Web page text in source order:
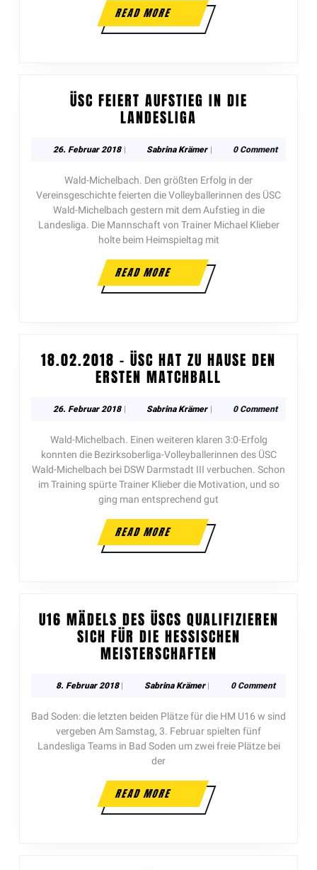
READ MORE
ÜSC FEIERT AUFSTIEG IN DIE
LANDESLIGA
26. Februar 2018 | Sabrina Krämer | 0 Comment
Wald-Michelbach. Den größten Erfolg in der
Vereinsgeschichte feierten die Volleyballerinnen des ÜSC
Wald-Michelbach gestern mit dem Aufstieg in die
Landesliga. Die Mannschaft von Trainer Michael Klieber
holte beim Heimspieltag mit
READ MORE
18.02.2018 – ÜSC HAT ZU HAUSE DEN
ERSTEN MATCHBALL
26. Februar 2018 | Sabrina Krämer | 0 Comment
Wald-Michelbach. Einen weiteren klaren 3:0-Erfolg
konnten die Bezirksoberliga-Volleyballerinnen des ÜSC
Wald-Michelbach bei DSW Darmstadt III verbuchen. Schon
im Training spürte Trainer Klieber die Motivation, und so
ging man entsprechend gut
READ MORE
U16 MÄDELS DES ÜSCS QUALIFIZIEREN
SICH FÜR DIE HESSISCHEN
MEISTERSCHAFTEN
8. Februar 2018 | Sabrina Krämer | 0 Comment
Bad Soden: die letzten beiden Plätze für die HM U16 w sind
vergeben Am Samstag, 3. Februar spielten fünf
Landesliga Teams in Bad Soden um zwei freie Plätze bei
der
READ MORE